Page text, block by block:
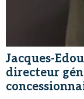
Jacques-
directeur